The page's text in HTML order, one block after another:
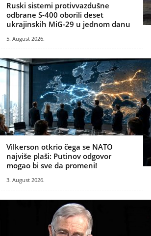
Ruski sistemi protivvazdušne
odbrane S-400 oborili deset
ukrajinskih MiG-29 u jednom danu
5. August 2026.
Vilkerson otkrio čega se NATO
najviše plaši: Putinov odgovor
mogao bi sve da promeni!
3. August 2026.